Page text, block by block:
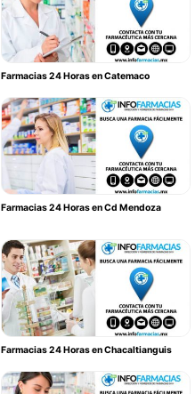
Farmacias 24 Horas en Catemaco
Farmacias 24 Horas en Cd Mendoza
Farmacias 24 Horas en Chacaltianguis